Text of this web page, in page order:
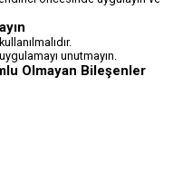
unutmayın.
Olmayan Bileşenler